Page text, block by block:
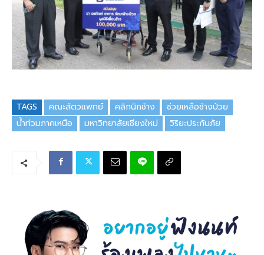
TAGS คณะสัตวแพทย์ คลิกนิกช้าง
ช่วยเหลือช้างป่วย
น้ำท่วมภาคเหนือ
มหาวิทยาลัยเชียงใหม่ วิริยะประกันภัย